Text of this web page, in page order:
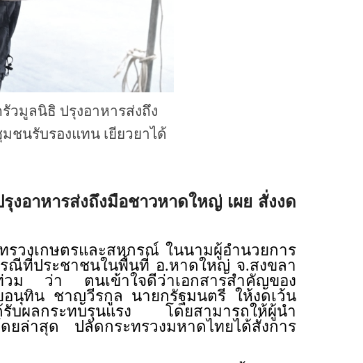
วมูลนิธิ ปรุงอาหารส่งถึง
ชนรับรองแทน เยียวยาได้
อาหารส่งถึงมือชาวหาดใหญ่ เผย สั่งงด
วงเกษตรและสหกรณ์ ในนามผู้อำนวยการ
ณีที่ประชาชนในพื้นที่ อ.หาดใหญ่ จ.สงขลา
ำท่วม ว่า ตนเข้าใจดีว่าเอกสารสำคัญของ
อนุทิน ชาญวีรกูล นายกรัฐมนตรี ให้งดเว้น
รับผลกระทบรุนแรง โดยสามารถให้ผู้นำ
ยล่าสุด ปลัดกระทรวงมหาดไทยได้สั่งการ